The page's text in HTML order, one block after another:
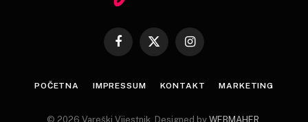
Facebook
X
Instagram
POČETNA IMPRESSUM KONTAKT MARKETING
© 2026 Vareški Vijestnik. Designed by WEBMAHER